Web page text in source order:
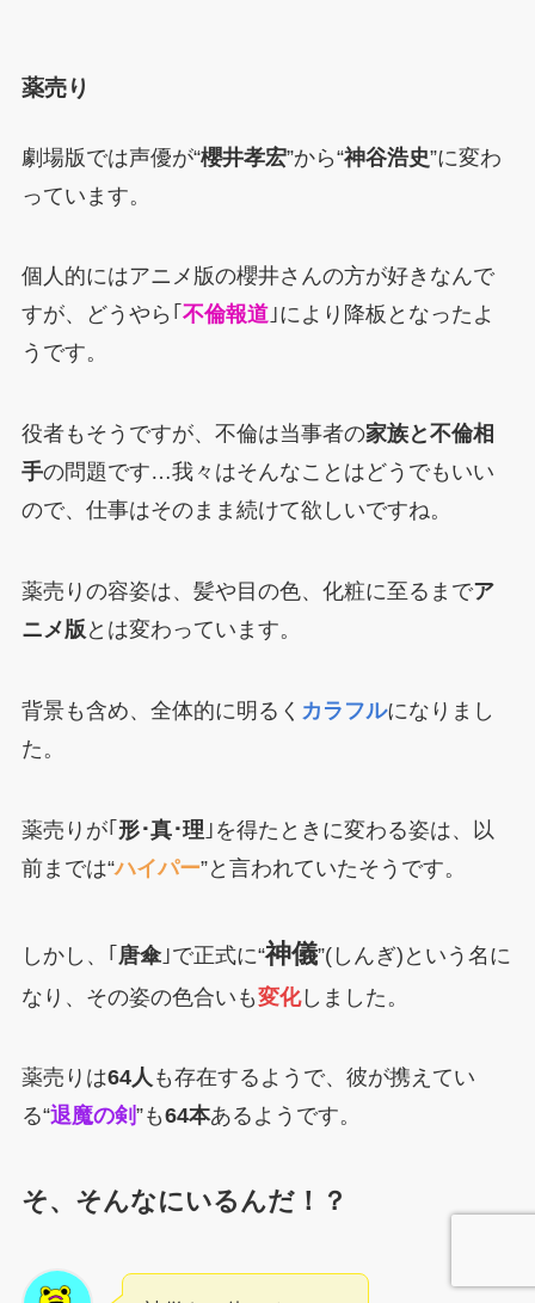
薬売り
劇場版では声優が“櫻井孝宏”から“神谷浩史”に変わ
っています。
個人的にはアニメ版の櫻井さんの方が好きなんで
すが、どうやら｢ 不倫報道｣により降板となったよ
うです。
役者もそうですが、不倫は当事者の家族と不倫相
手の問題です…我々はそんなことはどうでもいい
ので、仕事はそのまま続けて欲しいですね。
薬売りの容姿は、髪や目の色、化粧に至るまでア
ニメ版 とは変わっています。
背景も含め、全体的に明るく カラフルになりまし
た。
薬売りが｢ 形･真･理 ｣を得たときに変わる姿は、以
前までは“ハイパー”と言われていたそうです。
しかし、｢ 唐傘｣で正式に“神儀”(しんぎ)という名に
なり、その姿の色合いも変化しました。
薬売りは64人 も存在するようで、彼が携えてい
る“退魔の剣”も64本あるようです。
そ、そんなにいるんだ！？